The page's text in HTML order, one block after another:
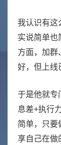
我认识有这
实说简单也
方面，加群
好，但上线
于是他就专
息差+执行
简单，只要
享自己在做